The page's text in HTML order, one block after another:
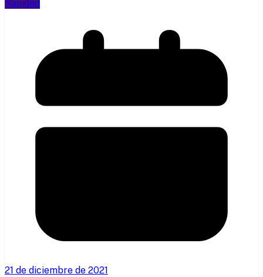
Sanidad
21 de diciembre de 2021